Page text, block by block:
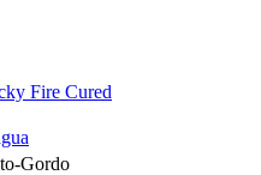
Fire Cured
Gordo